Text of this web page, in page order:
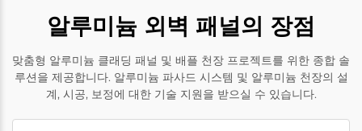
알루미늄 외벽 패널의 장점
맞춤형 알루미늄 클래딩 패널 및 배플 천장 프로젝트를 위한 종합 솔
루션을 제공합니다. 알루미늄 파사드 시스템 및 알루미늄 천장의 설
계, 시공, 보정에 대한 기술 지원을 받으실 수 있습니다.